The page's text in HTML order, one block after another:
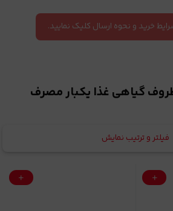
خرید و نحوه ارسال کلیک نمایید.
گیاهی غذا یکبار مصرف
فیلتر و ترتیب نمایش